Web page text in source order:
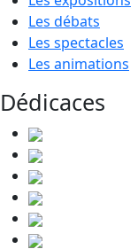
Les débats
Les spectacles
Les animations
Dédicaces